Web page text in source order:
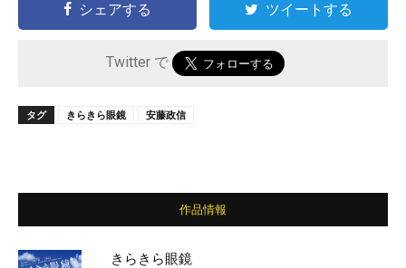
シェアする ツイートする
Twitter で
タグ きらきら眼鏡 安藤政信
作品情報
きらきら眼鏡